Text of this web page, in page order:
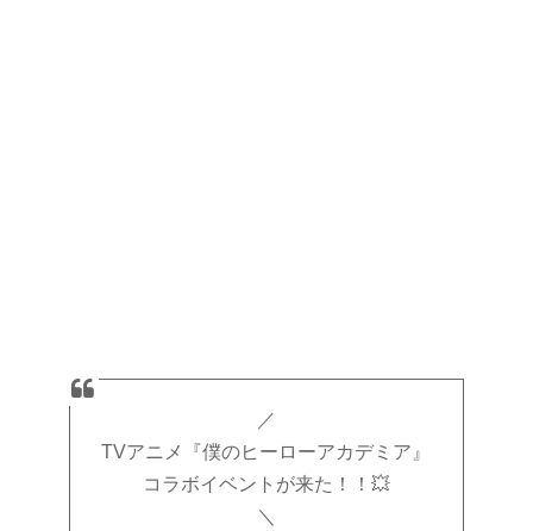
／
TVアニメ『僕のヒーローアカデミア』
コラボイベントが来た！！💥
＼